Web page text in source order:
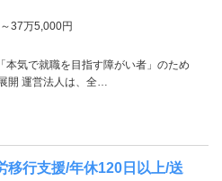
37万5,000円
本気で就職を目指す障がい者」のため
開 運営法人は、全…
移行支援/年休120日以上/送